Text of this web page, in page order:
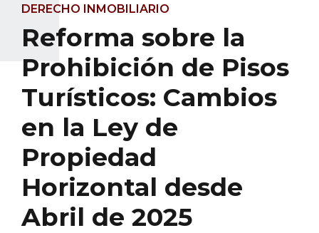
DERECHO INMOBILIARIO
Reforma sobre la
Prohibición de Pisos
Turísticos: Cambios
en la Ley de
Propiedad
Horizontal desde
Abril de 2025